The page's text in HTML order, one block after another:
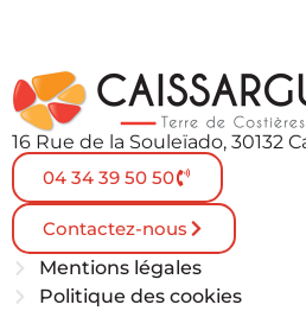
16 Rue de la Souleïado, 30132
04 34 39 50 50
Contactez-nous
Mentions légales
Politique des cookies